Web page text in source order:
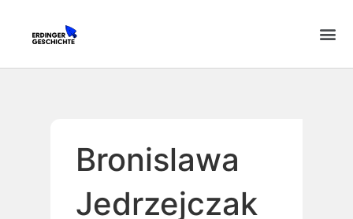
Bronislawa
Jedrzejczak